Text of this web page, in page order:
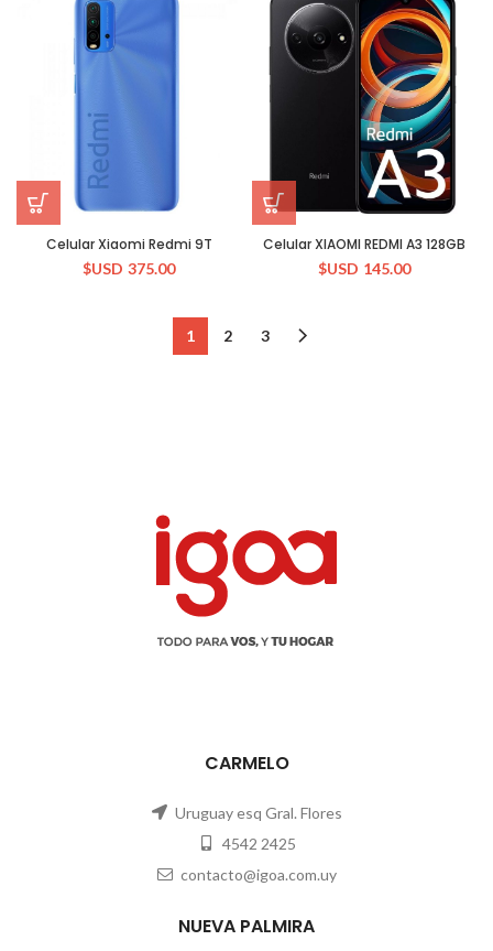
Celular Xiaomi Redmi 9T
$USD 375.00
Celular XIAOMI REDMI A3 128GB
$USD 145.00
1 2 3
CARMELO
Uruguay esq Gral. Flores
4542 2425
contacto@igoa.com.uy
NUEVA PALMIRA